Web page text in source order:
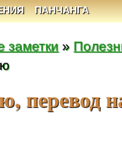
ПАНЧАНГА
заметки »
перевод